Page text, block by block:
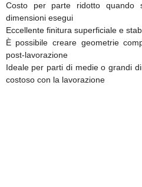
Costo per parte ridotto quando
dimensioni esegui
Eccellente finitura superficiale e
È possibile creare geometrie
post-lavorazione
Ideale per parti di medie o grandi
costoso con la lavorazione